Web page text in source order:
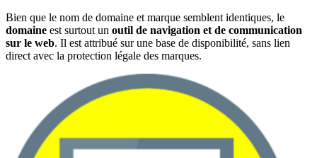
Bien que le nom de domaine et marque semblent identiques, le
domaine est surtout un outil de navigation et de communication
sur le web. Il est attribué sur une base de disponibilité, sans lien
direct avec la protection légale des marques.